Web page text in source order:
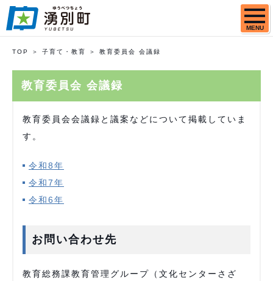
MENU
TOP 子育て・教育 教育委員会 会議録
教育委員会 会議録
教育委員会会議録と議案などについて掲載していま
す。
令和8年
令和7年
令和6年
お問い合わせ先
教育総務課教育管理グループ（文化センターさざ